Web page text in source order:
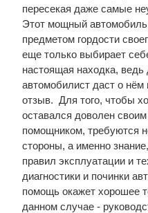
пересекая даже самые
Этот мощный
предметом гордости
еще только выбирает
настоящая находка,
автомобилист даст о
отзыв. Для того, чтобы
оставался доволен
помощником, требуются
стороны, а именно
правил эксплуатации и
диагностики и починки
помощь окажет хорошее
данном случае -